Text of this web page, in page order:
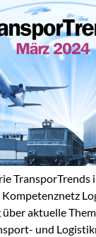
über aktuelle
und